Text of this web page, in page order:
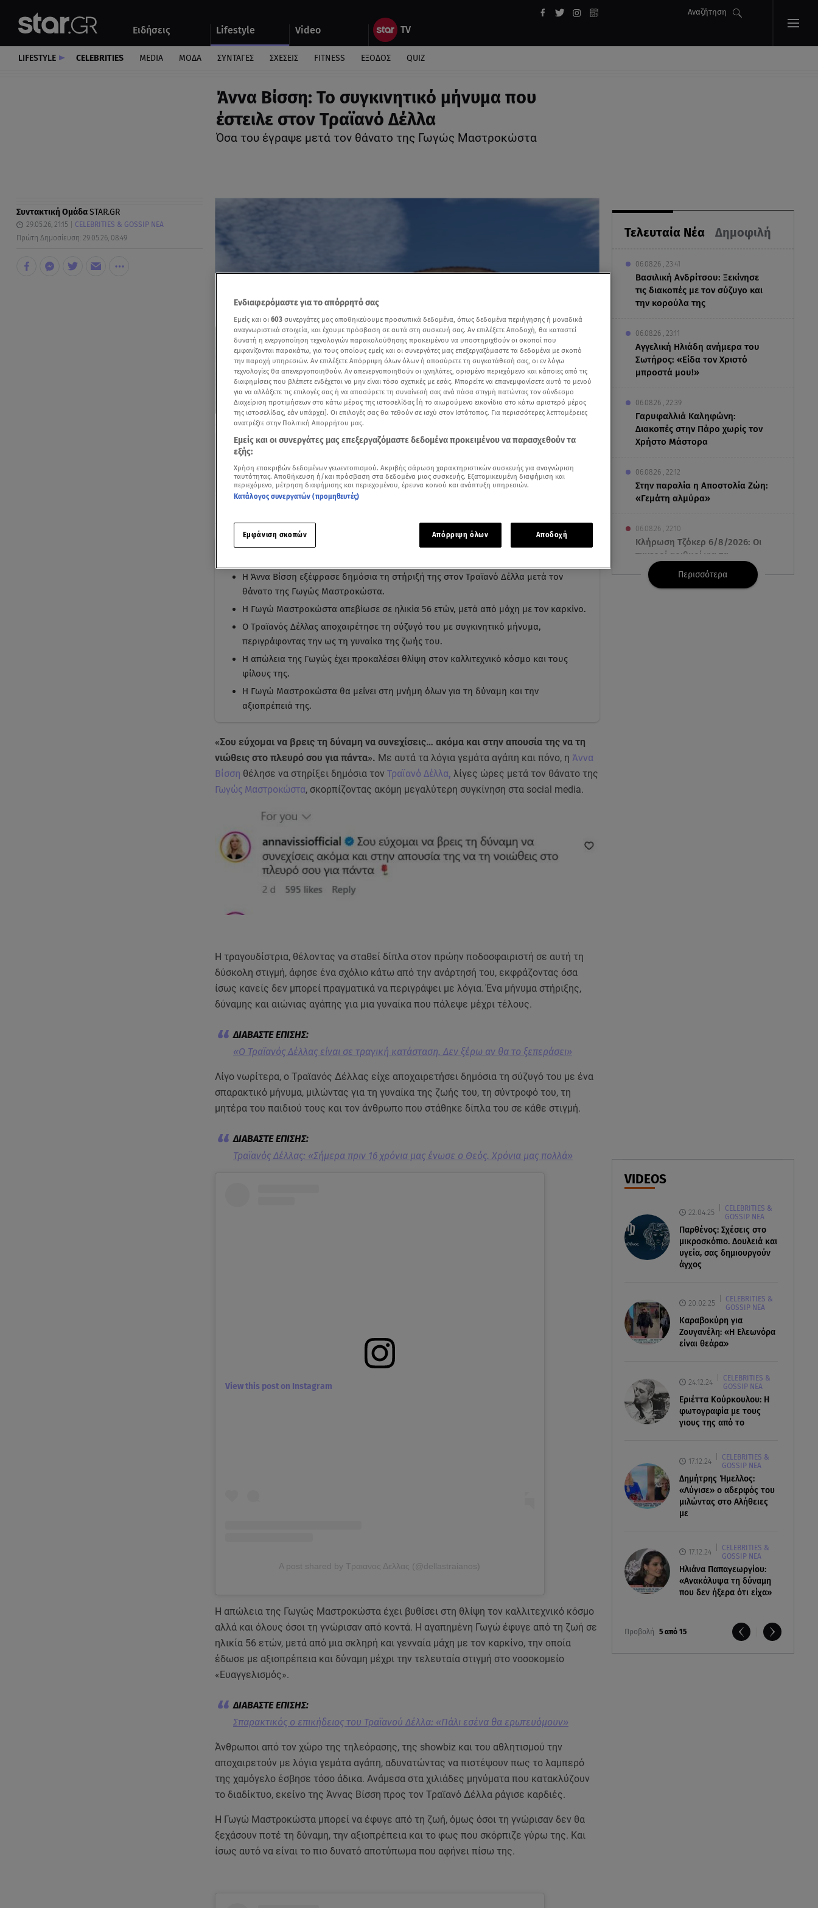
Ειδήσεις Lifestyle Video
Αναζήτηση
Αυτοκίνητο
LIFESTYLE CELEBRITIES MEDIA ΜΟΔΑ ΣΥΝΤΑΓΕΣ ΣΧΕΣΕΙΣ FITNESS ΕΞΟΔΟΣ QUIZ
Άννα Βίσση: Το συγκινητικό μήνυμα που
έστειλε στον Τραϊανό Δέλλα
Όσα του έγραψε μετά τον θάνατο της Γωγώς Μαστροκώστα
Τελευταία Νέα Δημοφιλή
06.08.26 , 23:41
Βασιλική Ανδρίτσου: Ξεκίνησε
τις διακοπές με τον σύζυγο και
την κορούλα της
06.08.26 , 23:11
Αγγελική Ηλιάδη ανήμερα του
Σωτήρος: «Είδα τον Χριστό
μπροστά μου!»
06.08.26 , 22:39
Γαρυφαλλιά Καληφώνη:
Διακοπές στην Πάρο χωρίς τον
Χρήστο Μάστορα
06.08.26 , 22:12
Στην παραλία η Αποστολία Ζώη:
«Γεμάτη αλμύρα»
06.08.26 , 22:10
Κλήρωση Τζόκερ 6/8/2026: Οι
τυχεροί αριθμοί για τα
2.500.000 ευρώ
διάσωση 15χρονης από
δύσβατο φαράγγι
06.08.26 , 19:44
Πότε δεν επιβάλλεται φόρος
κληρονομιάς σε τραπεζικές
καταθέσεις
Περισσότερα
VIDEOS
22.04.25
CELEBRITIES &
GOSSIP ΝΕΑ
Παρθένος: Σχέσεις στο
μικροσκόπιο. Δουλειά και
υγεία, σας δημιουργούν
άγχος
20.02.25
CELEBRITIES &
GOSSIP ΝΕΑ
Καραβοκύρη για
Ζουγανέλη: «Η Ελεωνόρα
είναι θεάρα»
24.12.24
CELEBRITIES &
GOSSIP ΝΕΑ
Εριέττα Κούρκουλου: Η
φωτογραφία με τους
γιους της από το
17.12.24
CELEBRITIES &
GOSSIP ΝΕΑ
Δημήτρης Ήμελλος:
«Λύγισε» ο αδερφός του
μιλώντας στο Αλήθειες
με
17.12.24
CELEBRITIES &
GOSSIP ΝΕΑ
Ηλιάνα Παπαγεωργίου:
«Ανακάλυψα τη δύναμη
που δεν ήξερα ότι είχα»
Προβολή 5 από 15
Συντακτική ΟμάδαSTAR.GR
29.05.26, 21:15
CELEBRITIES & GOSSIP ΝΕΑ
Πρώτη Δημοσίευση: 29.05.26, 08:49
Λύγισε όλη η εκκλησία με τα λόγια του Τραϊανού Δέλλα
Δείτε περισσότερα άρθρα μας στα αποτελέσματα αναζήτησης
Add star.gr on Google
Με μια ματιά-
Η Άννα Βίσση εξέφρασε δημόσια τη στήριξή της στον Τραϊανό Δέλλα μετά τον
θάνατο της Γωγώς Μαστροκώστα.
Η Γωγώ Μαστροκώστα απεβίωσε σε ηλικία 56 ετών, μετά από μάχη με τον καρκίνο.
Ο Τραϊανός Δέλλας αποχαιρέτησε τη σύζυγό του με συγκινητικό μήνυμα,
περιγράφοντας την ως τη γυναίκα της ζωής του.
Η απώλεια της Γωγώς έχει προκαλέσει θλίψη στον καλλιτεχνικό κόσμο και τους
φίλους της.
Η Γωγώ Μαστροκώστα θα μείνει στη μνήμη όλων για τη δύναμη και την
αξιοπρέπειά της.
«Σου εύχομαι να βρεις τη δύναμη να συνεχίσεις… ακόμα και στην απουσία της να τη
νιώθεις στο πλευρό σου για πάντα». Με αυτά τα λόγια γεμάτα αγάπη και πόνο, η Άννα
Βίσση θέλησε να στηρίξει δημόσια τον Τραϊανό Δέλλα, λίγες ώρες μετά τον θάνατο της
Γωγώς Μαστροκώστα, σκορπίζοντας ακόμη μεγαλύτερη συγκίνηση στα social media.
Η τραγουδίστρια, θέλοντας να σταθεί δίπλα στον πρώην ποδοσφαιριστή σε αυτή τη
δύσκολη στιγμή, άφησε ένα σχόλιο κάτω από την ανάρτησή του, εκφράζοντας όσα
ίσως κανείς δεν μπορεί πραγματικά να περιγράψει με λόγια. Ένα μήνυμα στήριξης,
δύναμης και αιώνιας αγάπης για μια γυναίκα που πάλεψε μέχρι τέλους.
«Ο Τραϊανός Δέλλας είναι σε τραγική κατάσταση. Δεν ξέρω αν θα το ξεπεράσει»
Λίγο νωρίτερα, ο Τραϊανός Δέλλας είχε αποχαιρετήσει δημόσια τη σύζυγό του με ένα
σπαρακτικό μήνυμα, μιλώντας για τη γυναίκα της ζωής του, τη σύντροφό του, τη
μητέρα του παιδιού τους και τον άνθρωπο που στάθηκε δίπλα του σε κάθε στιγμή.
Τραϊανός Δέλλας: «Σήμερα πριν 16 χρόνια μας ένωσε ο Θεός. Χρόνια μας πολλά»
View this post on Instagram
A post shared by Τραιανος Δελλας (@dellastraianos)
Η απώλεια της Γωγώς Μαστροκώστα έχει βυθίσει στη θλίψη τον καλλιτεχνικό κόσμο
αλλά και όλους όσοι τη γνώρισαν από κοντά. Η αγαπημένη Γωγώ έφυγε από τη ζωή σε
ηλικία 56 ετών, μετά από μια σκληρή και γενναία μάχη με τον καρκίνο, την οποία
έδωσε με αξιοπρέπεια και δύναμη μέχρι την τελευταία στιγμή στο νοσοκομείο
«Ευαγγελισμός».
Σπαρακτικός ο επικήδειος του Τραϊανού Δέλλα: «Πάλι εσένα θα ερωτευόμουν»
Άνθρωποι από τον χώρο της τηλεόρασης, της showbiz και του αθλητισμού την
αποχαιρετούν με λόγια γεμάτα αγάπη, αδυνατώντας να πιστέψουν πως το λαμπερό
της χαμόγελο έσβησε τόσο άδικα. Ανάμεσα στα χιλιάδες μηνύματα που κατακλύζουν
το διαδίκτυο, εκείνο της Άννας Βίσση προς τον Τραϊανό Δέλλα ράγισε καρδιές.
Η Γωγώ Μαστροκώστα μπορεί να έφυγε από τη ζωή, όμως όσοι τη γνώρισαν δεν θα
ξεχάσουν ποτέ τη δύναμη, την αξιοπρέπεια και το φως που σκόρπιζε γύρω της. Και
ίσως αυτό να είναι το πιο δυνατό αποτύπωμα που αφήνει πίσω της.
Ενδιαφερόμαστε για το απόρρητό σας
Εμείς και οι 603 συνεργάτες μας αποθηκεύουμε προσωπικά δεδομένα, όπως δεδομένα περιήγησης ή μοναδικά
αναγνωριστικά στοιχεία, και έχουμε πρόσβαση σε αυτά στη συσκευή σας. Αν επιλέξετε Αποδοχή, θα καταστεί
δυνατή η ενεργοποίηση τεχνολογιών παρακολούθησης προκειμένου να υποστηριχθούν οι σκοποί που
εμφανίζονται παρακάτω, για τους οποίους εμείς και οι συνεργάτες μας επεξεργαζόμαστε τα δεδομένα με σκοπό
την παροχή υπηρεσιών. Αν επιλέξετε Απόρριψη όλων όλων ή αποσύρετε τη συγκατάθεσή σας, οι εν λόγω
τεχνολογίες θα απενεργοποιηθούν. Αν απενεργοποιηθούν οι ιχνηλάτες, ορισμένο περιεχόμενο και κάποιες από τις
διαφημίσεις που βλέπετε ενδέχεται να μην είναι τόσο σχετικές με εσάς. Μπορείτε να επανεμφανίσετε αυτό το μενού
για να αλλάξετε τις επιλογές σας ή να αποσύρετε τη συναίνεσή σας ανά πάσα στιγμή πατώντας τον σύνδεσμο
Διαχείριση προτιμήσεων στο κάτω μέρος της ιστοσελίδας [ή το αιωρούμενο εικονίδιο στο κάτω αριστερό μέρος
της ιστοσελίδας, εάν υπάρχει]. Οι επιλογές σας θα τεθούν σε ισχύ στον Ιστότοπος. Για περισσότερες λεπτομέρειες
ανατρέξτε στην Πολιτική Απορρήτου μας.
Εμείς και οι συνεργάτες μας επεξεργαζόμαστε δεδομένα προκειμένου να παρασχεθούν τα
εξής:
Χρήση επακριβών δεδομένων γεωεντοπισμού. Ακριβής σάρωση χαρακτηριστικών συσκευής για αναγνώριση
ταυτότητας. Αποθήκευση ή/και πρόσβαση στα δεδομένα μιας συσκευής. Εξατομικευμένη διαφήμιση και
περιεχόμενο, μέτρηση διαφήμισης και περιεχομένου, έρευνα κοινού και ανάπτυξη υπηρεσιών.
Κατάλογος συνεργατών (προμηθευτές)
Εμφάνιση σκοπών Απόρριψη όλων Αποδοχή